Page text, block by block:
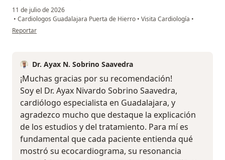
11 de julio de 2026
• Cardiologos Guadalajara Puerta de Hierro • Visita Cardiología •
en opinión del usuario Enrique manzo
Reportar
Dr. Ayax N. Sobrino Saavedra
¡Muchas gracias por su recomendación!
Soy el Dr. Ayax Nivardo Sobrino Saavedra,
cardiólogo especialista en Guadalajara, y
agradezco mucho que destaque la explicación
de los estudios y del tratamiento. Para mí es
fundamental que cada paciente entienda qué
mostró su ecocardiograma, su resonancia